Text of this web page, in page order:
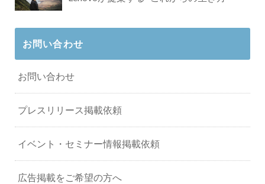
お問い合わせ
お問い合わせ
プレスリリース掲載依頼
イベント・セミナー情報掲載依頼
広告掲載をご希望の方へ